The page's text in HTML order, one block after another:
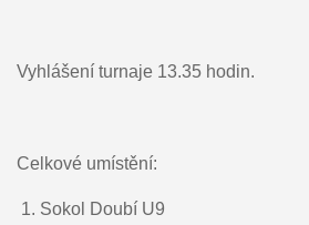
Vyhlášení turnaje 13.35 hodin.
Celkové umístění:
1. Sokol Doubí U9